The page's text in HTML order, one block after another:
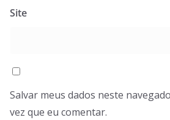
Site
Salvar meus dados neste
vez que eu comentar.